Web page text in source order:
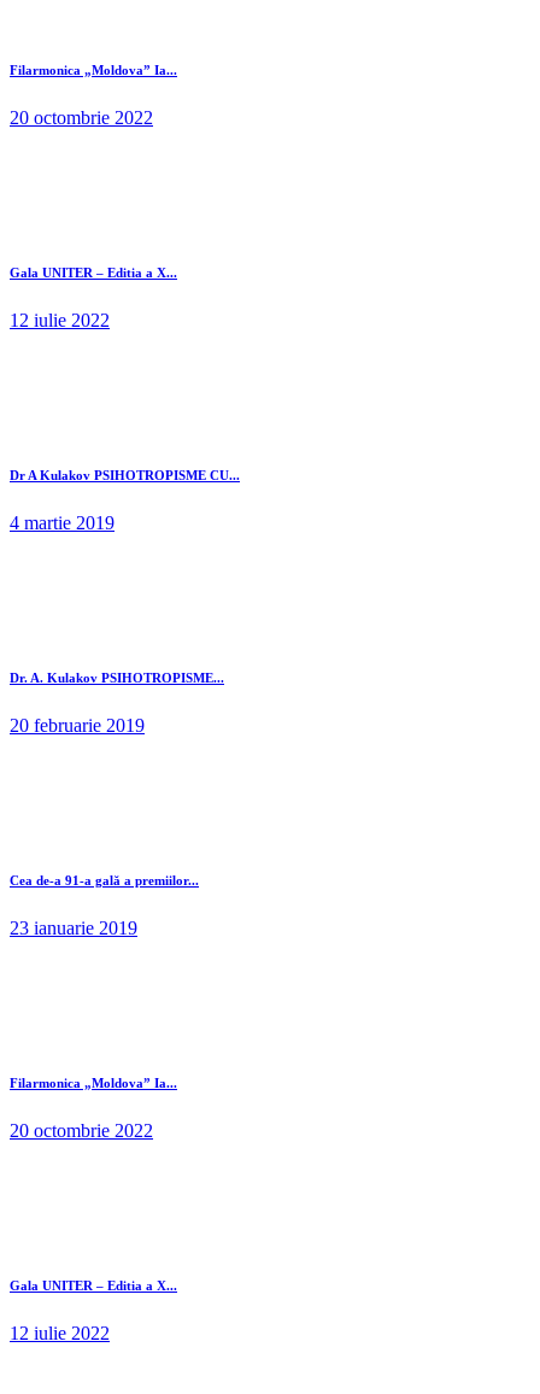
Filarmonica „Moldova” Ia...
20 octombrie 2022
Gala UNITER – Editia a X...
12 iulie 2022
Dr A Kulakov PSIHOTROPISME CU...
4 martie 2019
Dr. A. Kulakov PSIHOTROPISME...
20 februarie 2019
Cea de-a 91-a gală a premiilor...
23 ianuarie 2019
Filarmonica „Moldova” Ia...
20 octombrie 2022
Gala UNITER – Editia a X...
12 iulie 2022